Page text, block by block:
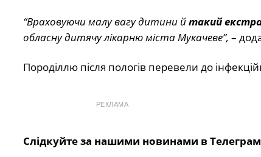
“Враховуючи малу вагу дитини йтакий
обласну дитячу лікарню міста Мукачеве”, –
Породіллю після пологів перевели до
РЕКЛАМА
Слідкуйте за нашими новинами в